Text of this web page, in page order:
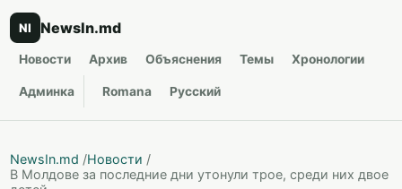
NI NewsIn.md
Новости Архив Объяснения Темы Хронологии
Админка Romana Русский
NewsIn.md /Новости /
В Молдове за последние дни утонули трое, среди них двое